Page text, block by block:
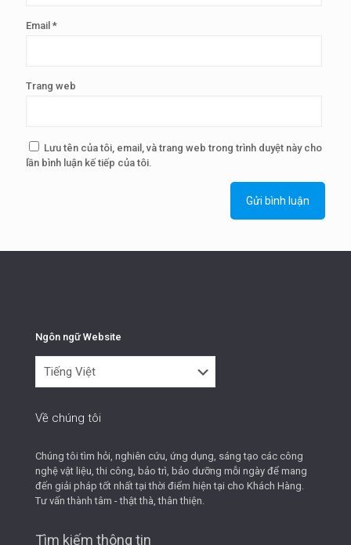
Email *
Trang web
Lưu tên của tôi, email, và trang web trong trình duyệt này cho
lần bình luận kế tiếp của tôi.
Ngôn ngữ Website
Ngôn
ngữ
Về chúng tôi
Chúng tôi tìm hỏi, nghiên cứu, ứng dụng, sáng tạo các công
nghệ vật liệu, thi công, bảo trì, bảo dưỡng mỗi ngày để mang
đến giải pháp tốt nhất tại thời điểm hiện tại cho Khách Hàng.
Tư vấn thành tâm - thật thà, thân thiện.
Tìm kiếm thông tin